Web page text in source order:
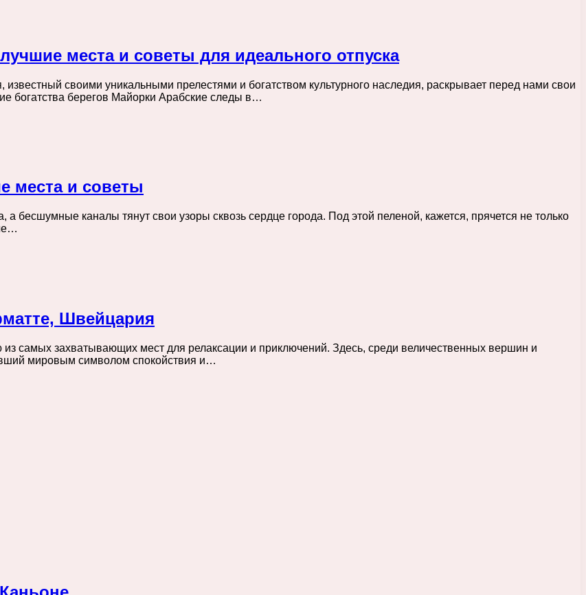
места и советы для идеального отпуска
своими уникальными прелестями и богатством культурного наследия, раскрывает перед нами свои
богатства берегов Майорки Арабские следы в…
места и советы
бесшумные каналы тянут свои узоры сквозь сердце города. Под этой пеленой, кажется, прячется не только
Швейцария
из самых захватывающих мест для релаксации и приключений. Здесь, среди величественных вершин и
мировым символом спокойствия и…